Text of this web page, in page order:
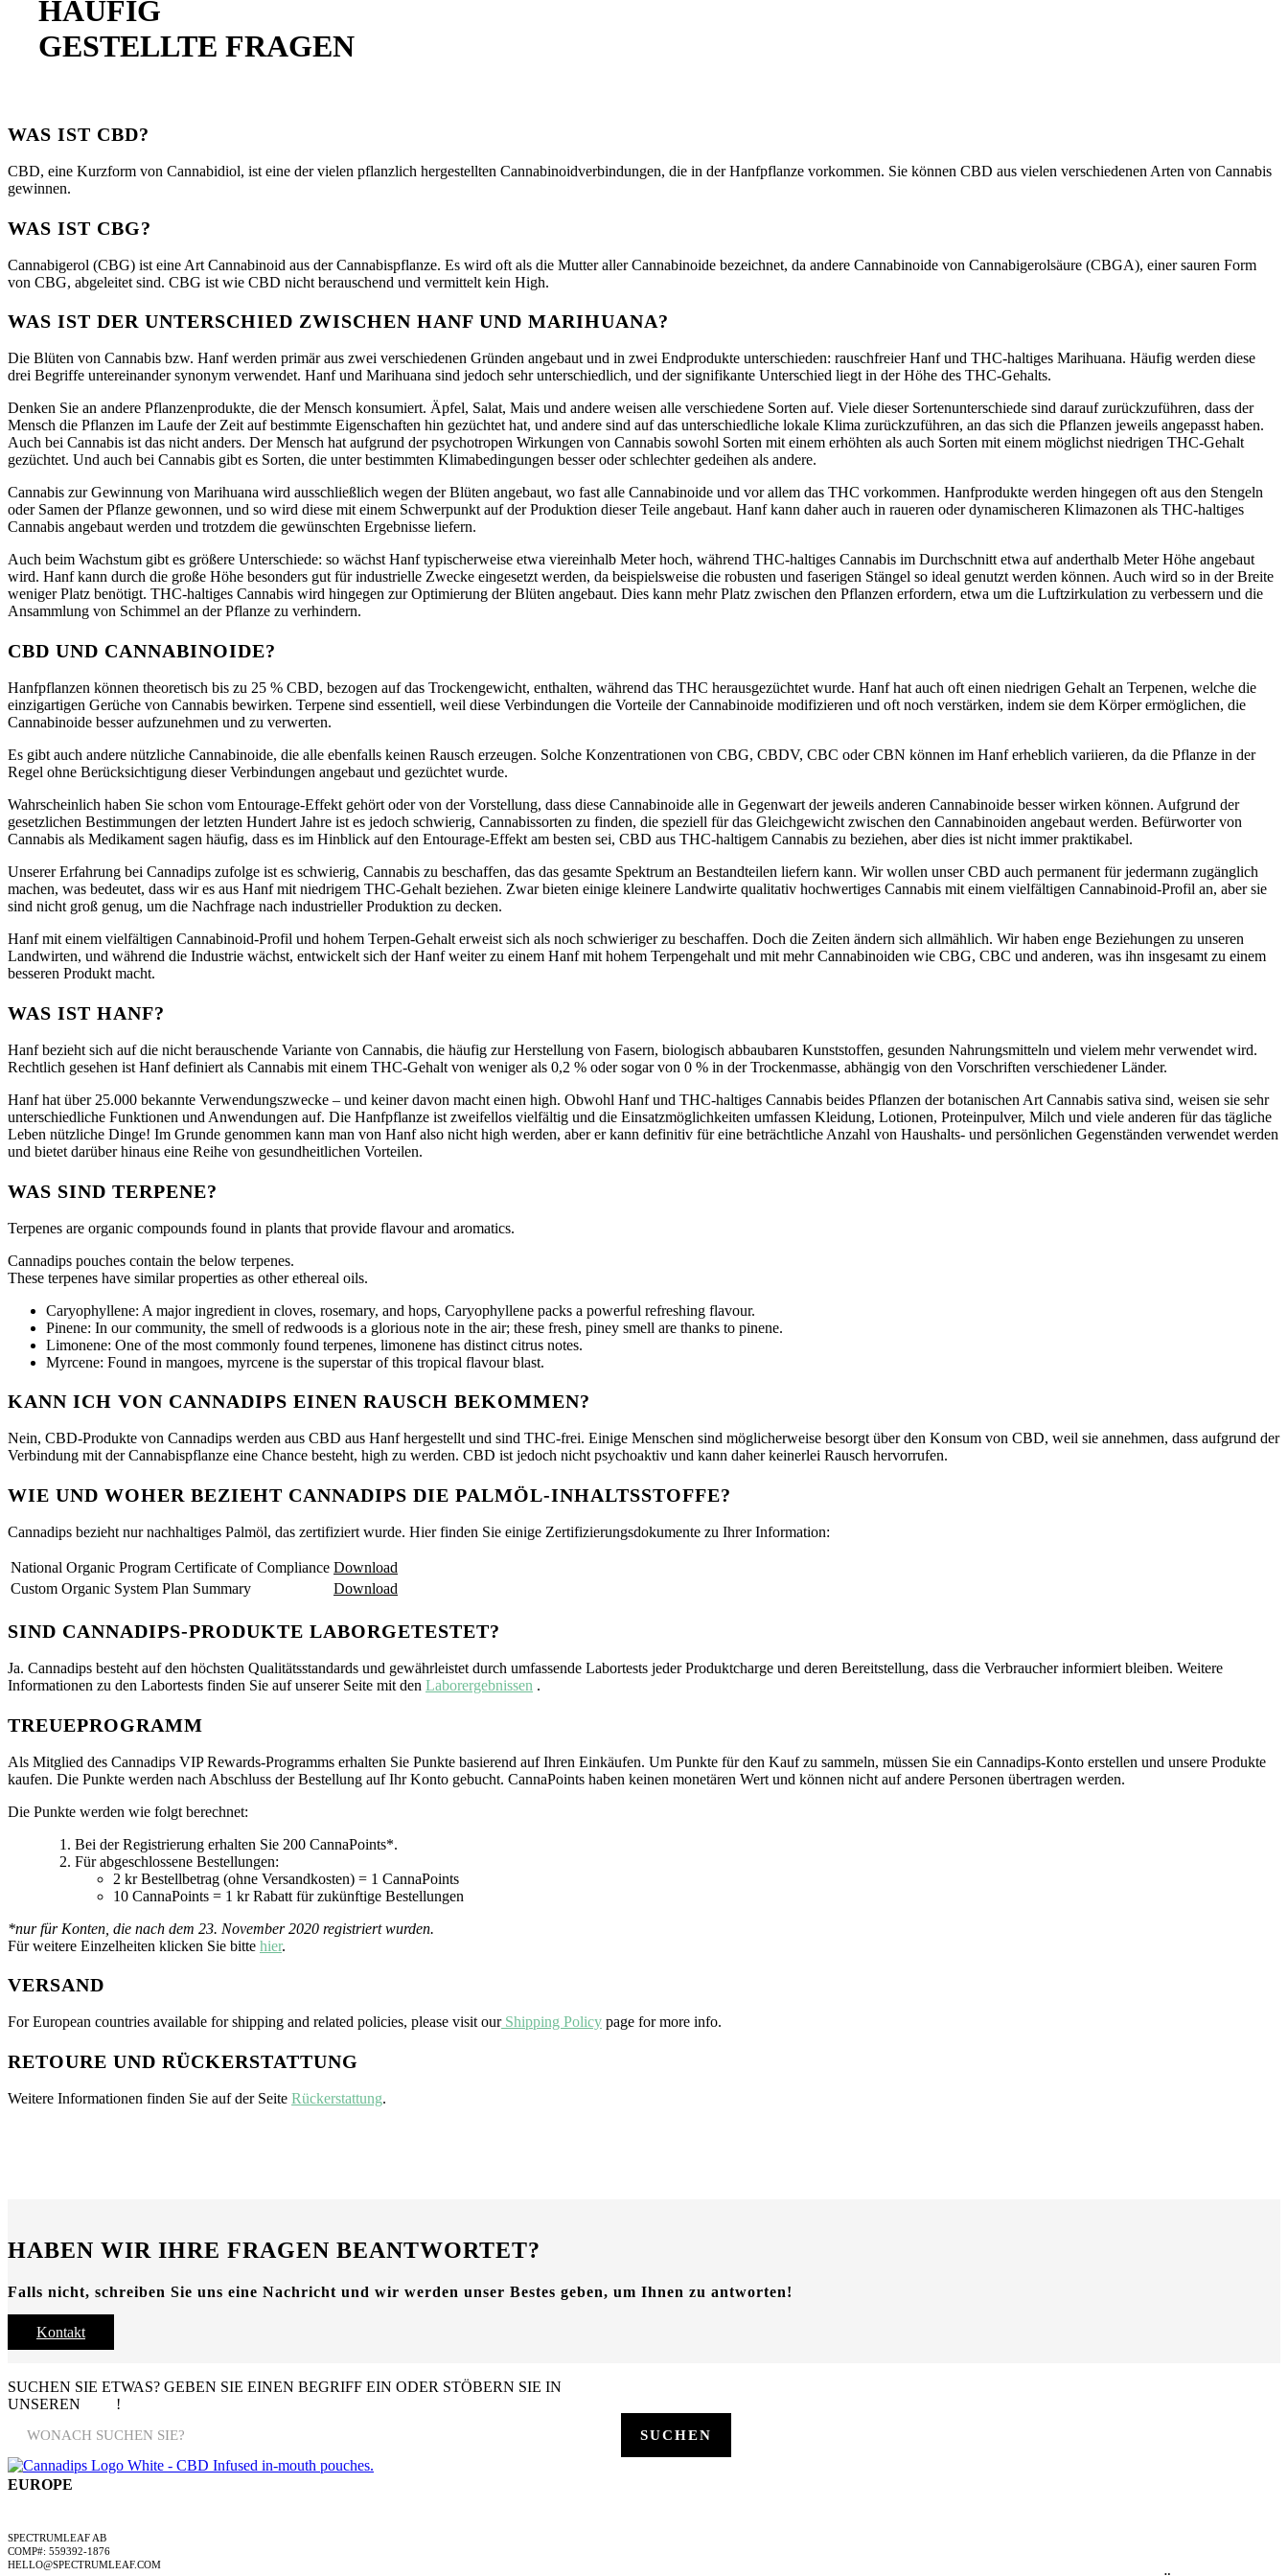
HÄUFIG
GESTELLTE FRAGEN
WAS IST CBD?
CBD, eine Kurzform von Cannabidiol, ist eine der vielen pflanzlich hergestellten Cannabinoidverbindungen, die in der Hanfpflanze vorkommen. Sie können CBD aus vielen verschiedenen Arten von Cannabis
gewinnen.
WAS IST CBG?
Cannabigerol (CBG) ist eine Art Cannabinoid aus der Cannabispflanze. Es wird oft als die Mutter aller Cannabinoide bezeichnet, da andere Cannabinoide von Cannabigerolsäure (CBGA), einer sauren Form
von CBG, abgeleitet sind. CBG ist wie CBD nicht berauschend und vermittelt kein High.
WAS IST DER UNTERSCHIED ZWISCHEN HANF UND MARIHUANA?
Die Blüten von Cannabis bzw. Hanf werden primär aus zwei verschiedenen Gründen angebaut und in zwei Endprodukte unterschieden: rauschfreier Hanf und THC-haltiges Marihuana. Häufig werden diese
drei Begriffe untereinander synonym verwendet. Hanf und Marihuana sind jedoch sehr unterschiedlich, und der signifikante Unterschied liegt in der Höhe des THC-Gehalts.
Denken Sie an andere Pflanzenprodukte, die der Mensch konsumiert. Äpfel, Salat, Mais und andere weisen alle verschiedene Sorten auf. Viele dieser Sortenunterschiede sind darauf zurückzuführen, dass der
Mensch die Pflanzen im Laufe der Zeit auf bestimmte Eigenschaften hin gezüchtet hat, und andere sind auf das unterschiedliche lokale Klima zurückzuführen, an das sich die Pflanzen jeweils angepasst haben.
Auch bei Cannabis ist das nicht anders. Der Mensch hat aufgrund der psychotropen Wirkungen von Cannabis sowohl Sorten mit einem erhöhten als auch Sorten mit einem möglichst niedrigen THC-Gehalt
gezüchtet. Und auch bei Cannabis gibt es Sorten, die unter bestimmten Klimabedingungen besser oder schlechter gedeihen als andere.
Cannabis zur Gewinnung von Marihuana wird ausschließlich wegen der Blüten angebaut, wo fast alle Cannabinoide und vor allem das THC vorkommen. Hanfprodukte werden hingegen oft aus den Stengeln
oder Samen der Pflanze gewonnen, und so wird diese mit einem Schwerpunkt auf der Produktion dieser Teile angebaut. Hanf kann daher auch in raueren oder dynamischeren Klimazonen als THC-haltiges
Cannabis angebaut werden und trotzdem die gewünschten Ergebnisse liefern.
Auch beim Wachstum gibt es größere Unterschiede: so wächst Hanf typischerweise etwa viereinhalb Meter hoch, während THC-haltiges Cannabis im Durchschnitt etwa auf anderthalb Meter Höhe angebaut
wird. Hanf kann durch die große Höhe besonders gut für industrielle Zwecke eingesetzt werden, da beispielsweise die robusten und faserigen Stängel so ideal genutzt werden können. Auch wird so in der Breite
weniger Platz benötigt. THC-haltiges Cannabis wird hingegen zur Optimierung der Blüten angebaut. Dies kann mehr Platz zwischen den Pflanzen erfordern, etwa um die Luftzirkulation zu verbessern und die
Ansammlung von Schimmel an der Pflanze zu verhindern.
CBD UND CANNABINOIDE?
Hanfpflanzen können theoretisch bis zu 25 % CBD, bezogen auf das Trockengewicht, enthalten, während das THC herausgezüchtet wurde. Hanf hat auch oft einen niedrigen Gehalt an Terpenen, welche die
einzigartigen Gerüche von Cannabis bewirken. Terpene sind essentiell, weil diese Verbindungen die Vorteile der Cannabinoide modifizieren und oft noch verstärken, indem sie dem Körper ermöglichen, die
Cannabinoide besser aufzunehmen und zu verwerten.
Es gibt auch andere nützliche Cannabinoide, die alle ebenfalls keinen Rausch erzeugen. Solche Konzentrationen von CBG, CBDV, CBC oder CBN können im Hanf erheblich variieren, da die Pflanze in der
Regel ohne Berücksichtigung dieser Verbindungen angebaut und gezüchtet wurde.
Wahrscheinlich haben Sie schon vom Entourage-Effekt gehört oder von der Vorstellung, dass diese Cannabinoide alle in Gegenwart der jeweils anderen Cannabinoide besser wirken können. Aufgrund der
gesetzlichen Bestimmungen der letzten Hundert Jahre ist es jedoch schwierig, Cannabissorten zu finden, die speziell für das Gleichgewicht zwischen den Cannabinoiden angebaut werden. Befürworter von
Cannabis als Medikament sagen häufig, dass es im Hinblick auf den Entourage-Effekt am besten sei, CBD aus THC-haltigem Cannabis zu beziehen, aber dies ist nicht immer praktikabel.
Unserer Erfahrung bei Cannadips zufolge ist es schwierig, Cannabis zu beschaffen, das das gesamte Spektrum an Bestandteilen liefern kann. Wir wollen unser CBD auch permanent für jedermann zugänglich
machen, was bedeutet, dass wir es aus Hanf mit niedrigem THC-Gehalt beziehen. Zwar bieten einige kleinere Landwirte qualitativ hochwertiges Cannabis mit einem vielfältigen Cannabinoid-Profil an, aber sie
sind nicht groß genug, um die Nachfrage nach industrieller Produktion zu decken.
Hanf mit einem vielfältigen Cannabinoid-Profil und hohem Terpen-Gehalt erweist sich als noch schwieriger zu beschaffen. Doch die Zeiten ändern sich allmählich. Wir haben enge Beziehungen zu unseren
Landwirten, und während die Industrie wächst, entwickelt sich der Hanf weiter zu einem Hanf mit hohem Terpengehalt und mit mehr Cannabinoiden wie CBG, CBC und anderen, was ihn insgesamt zu einem
besseren Produkt macht.
WAS IST HANF?
Hanf bezieht sich auf die nicht berauschende Variante von Cannabis, die häufig zur Herstellung von Fasern, biologisch abbaubaren Kunststoffen, gesunden Nahrungsmitteln und vielem mehr verwendet wird.
Rechtlich gesehen ist Hanf definiert als Cannabis mit einem THC-Gehalt von weniger als 0,2 % oder sogar von 0 % in der Trockenmasse, abhängig von den Vorschriften verschiedener Länder.
Hanf hat über 25.000 bekannte Verwendungszwecke – und keiner davon macht einen high. Obwohl Hanf und THC-haltiges Cannabis beides Pflanzen der botanischen Art Cannabis sativa sind, weisen sie sehr
unterschiedliche Funktionen und Anwendungen auf. Die Hanfpflanze ist zweifellos vielfältig und die Einsatzmöglichkeiten umfassen Kleidung, Lotionen, Proteinpulver, Milch und viele anderen für das tägliche
Leben nützliche Dinge! Im Grunde genommen kann man von Hanf also nicht high werden, aber er kann definitiv für eine beträchtliche Anzahl von Haushalts- und persönlichen Gegenständen verwendet werden
und bietet darüber hinaus eine Reihe von gesundheitlichen Vorteilen.
WAS SIND TERPENE?
Terpenes are organic compounds found in plants that provide flavour and aromatics.
Cannadips pouches contain the below terpenes.
These terpenes have similar properties as other ethereal oils.
Caryophyllene: A major ingredient in cloves, rosemary, and hops, Caryophyllene packs a powerful refreshing flavour.
Pinene: In our community, the smell of redwoods is a glorious note in the air; these fresh, piney smell are thanks to pinene.
Limonene: One of the most commonly found terpenes, limonene has distinct citrus notes.
Myrcene: Found in mangoes, myrcene is the superstar of this tropical flavour blast.
KANN ICH VON CANNADIPS EINEN RAUSCH BEKOMMEN?
Nein, CBD-Produkte von Cannadips werden aus CBD aus Hanf hergestellt und sind THC-frei. Einige Menschen sind möglicherweise besorgt über den Konsum von CBD, weil sie annehmen, dass aufgrund der
Verbindung mit der Cannabispflanze eine Chance besteht, high zu werden. CBD ist jedoch nicht psychoaktiv und kann daher keinerlei Rausch hervorrufen.
WIE UND WOHER BEZIEHT CANNADIPS DIE PALMÖL-INHALTSSTOFFE?
Cannadips bezieht nur nachhaltiges Palmöl, das zertifiziert wurde. Hier finden Sie einige Zertifizierungsdokumente zu Ihrer Information:
National Organic Program Certificate of Compliance Download
Custom Organic System Plan Summary
Download
SIND CANNADIPS-PRODUKTE LABORGETESTET?
Ja. Cannadips besteht auf den höchsten Qualitätsstandards und gewährleistet durch umfassende Labortests jeder Produktcharge und deren Bereitstellung, dass die Verbraucher informiert bleiben. Weitere
Informationen zu den Labortests finden Sie auf unserer Seite mit den Laborergebnissen .
TREUEPROGRAMM
Als Mitglied des Cannadips VIP Rewards-Programms erhalten Sie Punkte basierend auf Ihren Einkäufen. Um Punkte für den Kauf zu sammeln, müssen Sie ein Cannadips-Konto erstellen und unsere Produkte
kaufen. Die Punkte werden nach Abschluss der Bestellung auf Ihr Konto gebucht. CannaPoints haben keinen monetären Wert und können nicht auf andere Personen übertragen werden.
Die Punkte werden wie folgt berechnet:
Bei der Registrierung erhalten Sie 200 CannaPoints*.
Für abgeschlossene Bestellungen:
2 kr Bestellbetrag (ohne Versandkosten) = 1 CannaPoints
10 CannaPoints = 1 kr Rabatt für zukünftige Bestellungen
*nur für Konten, die nach dem 23. November 2020 registriert wurden.
Für weitere Einzelheiten klicken Sie bitte hier.
VERSAND
For European countries available for shipping and related policies, please visit ourShipping Policy page for more info.
RETOURE UND RÜCKERSTATTUNG
Weitere Informationen finden Sie auf der Seite Rückerstattung.
HABEN WIR IHRE FRAGEN BEANTWORTET?
Falls nicht, schreiben Sie uns eine Nachricht und wir werden unser Bestes geben, um Ihnen zu antworten!
Kontakt
SUCHEN SIE ETWAS? GEBEN SIE EINEN BEGRIFF EIN ODER STÖBERN SIE IN
UNSEREN
!
EUROPE
SPECTRUMLEAF AB
COMP#: 559392-1876
HELLO@SPECTRUMLEAF.COM